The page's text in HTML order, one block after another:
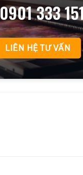
0901 333
LIÊN HỆ TƯ VẤN